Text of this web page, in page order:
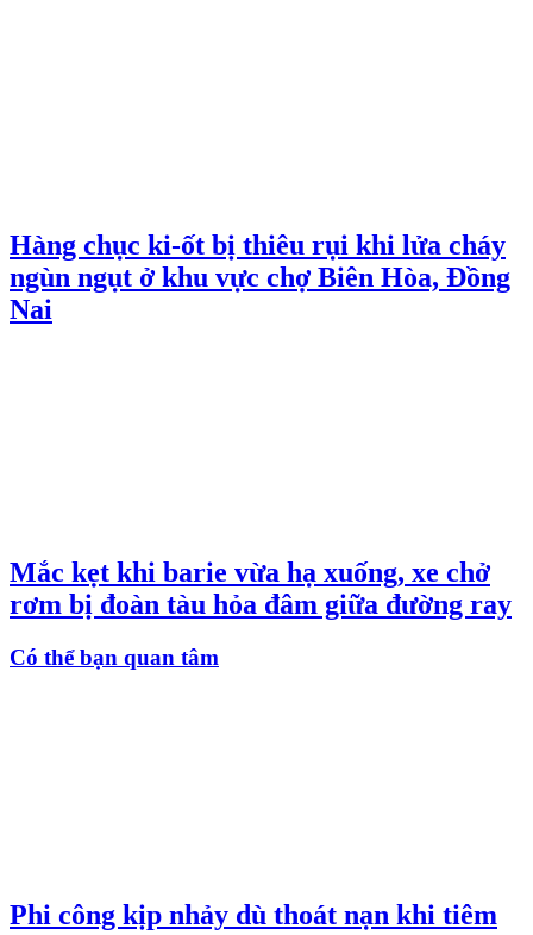
Hàng chục ki-ốt bị thiêu rụi khi lửa cháy
ngùn ngụt ở khu vực chợ Biên Hòa, Đồng
Nai
Mắc kẹt khi barie vừa hạ xuống, xe chở
rơm bị đoàn tàu hỏa đâm giữa đường ray
Có thể bạn quan tâm
Phi công kịp nhảy dù thoát nạn khi tiêm